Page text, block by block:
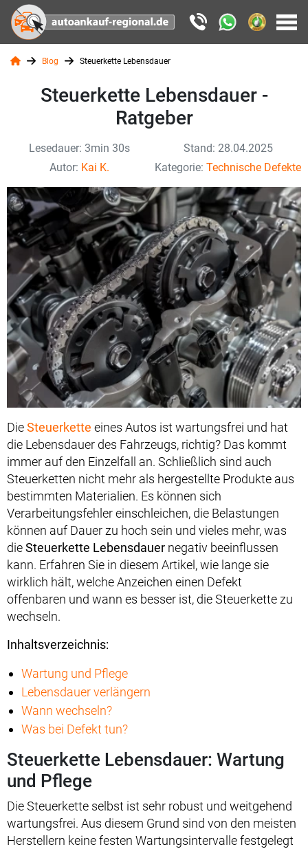
Blog Steuerkette Lebensdauer
Steuerkette Lebensdauer -
Ratgeber
Lesedauer: 3min 30s
Stand: 28.04.2025
Autor: Kai K. Kategorie: Technische Defekte
DieSteuerkette eines Autos ist wartungsfrei und hat
die Lebensdauer des Fahrzeugs, richtig? Das kommt
immer auf den Einzelfall an. Schließlich sind auch
Steuerketten nicht mehr als hergestellte Produkte aus
bestimmten Materialien. Es können sich
Verarbeitungsfehler einschleichen, die Belastungen
können auf Dauer zu hoch sein und vieles mehr, was
dieSteuerkette Lebensdauer negativ beeinflussen
kann. Erfahren Sie in diesem Artikel, wie lange sie
wirklich hält, welche Anzeichen einen Defekt
offenbaren und wann es besser ist, die Steuerkette zu
wechseln.
Inhaltsverzeichnis:
Wartung und Pflege
Lebensdauer verlängern
Wann wechseln?
Was bei Defekt tun?
Steuerkette Lebensdauer: Wartung
und Pflege
Die Steuerkette selbst ist sehr robust und weitgehend
wartungsfrei. Aus diesem Grund sind von den meisten
Herstellern keine festen Wartungsintervalle festgelegt